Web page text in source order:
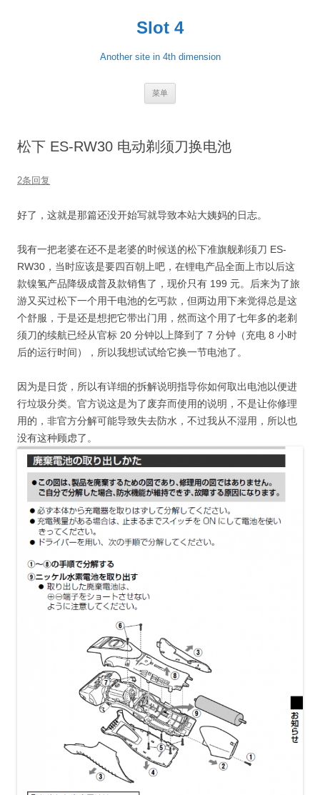
Slot 4
Another site in 4th dimension
菜单
松下 ES-RW30 电动剃须刀换电池
2条回复
好了，这就是那篇还没开始写就导致本站大姨妈的日志。
我有一把老婆在还不是老婆的时候送的松下准旗舰剃须刀 ES-
RW30，当时应该是要四百朝上吧，在锂电产品全面上市以后这
款镍氢产品降级成普及款销售了，现价只有 199 元。后来为了旅
游又买过松下一个用干电池的乞丐款，但两边用下来觉得总是这
个舒服，于是还是想把它带出门用，然而这个用了七年多的老剃
须刀的续航已经从官标 20 分钟以上降到了 7 分钟（充电 8 小时
后的运行时间），所以我想试试给它换一节电池了。
因为是日货，所以有详细的拆解说明指导你如何取出电池以便进
行垃圾分类。官方说这是为了废弃而使用的说明，不是让你修理
用的，非官方分解可能导致失去防水，不过我从不湿用，所以也
没有这种顾虑了。